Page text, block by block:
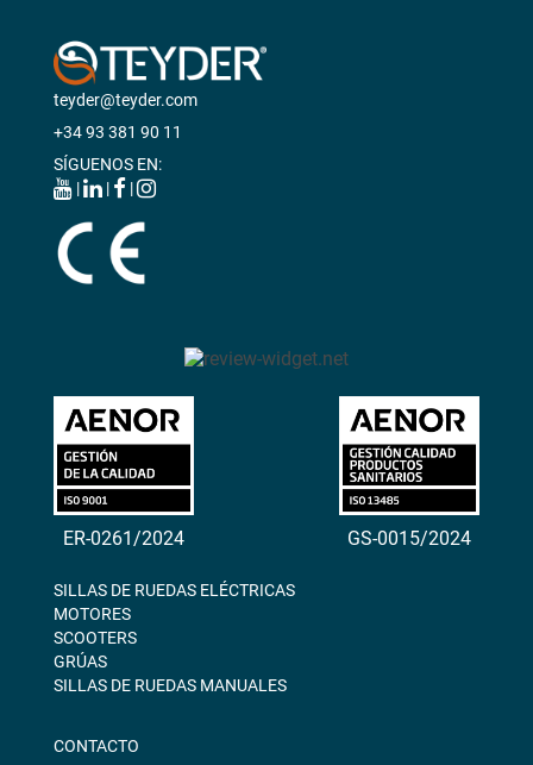
teyder@teyder.com
+34 93 381 90 11
SÍGUENOS EN:
|
| |
ER-0261/2024 GS-0015/2024
SILLAS DE RUEDAS ELÉCTRICAS
MOTORES
SCOOTERS
GRÚAS
SILLAS DE RUEDAS MANUALES
CONTACTO